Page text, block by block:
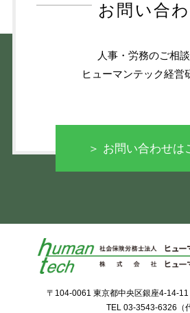
お問い合
人事・労務のご相
ヒューマンテック経営
＞ お問い合わせは
〒104-0061 東京都中央区銀座4-14-
TEL 03-3543-6326 （